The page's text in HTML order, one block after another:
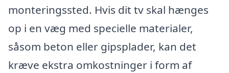
monteringssted. Hvis dit tv skal hænges
op i en væg med specielle materialer,
såsom beton eller gipsplader, kan det
kræve ekstra omkostninger i form af